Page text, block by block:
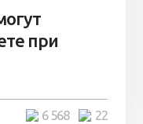
при
22
6 568